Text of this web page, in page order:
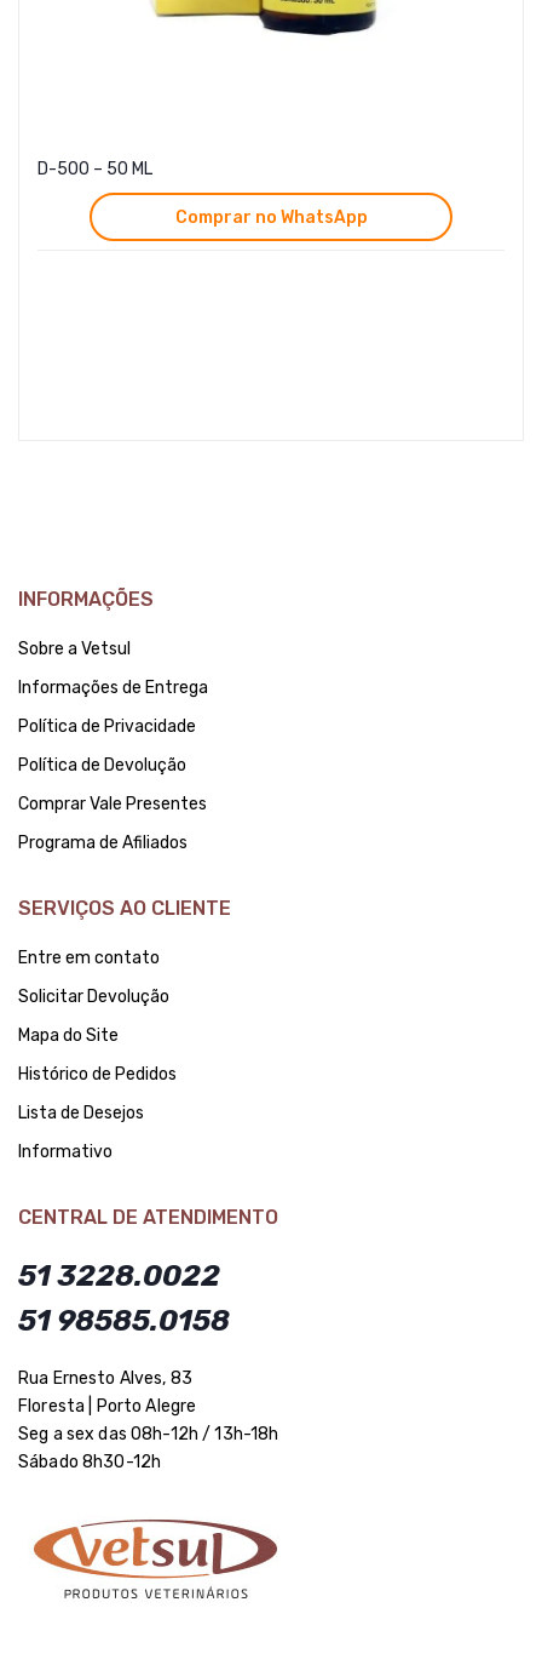
D-500 – 50 ML
Comprar no WhatsApp
INFORMAÇÕES
Sobre a Vetsul
Informações de Entrega
Política de Privacidade
Política de Devolução
Comprar Vale Presentes
Programa de Afiliados
SERVIÇOS AO CLIENTE
Entre em contato
Solicitar Devolução
Mapa do Site
Histórico de Pedidos
Lista de Desejos
Informativo
CENTRAL DE ATENDIMENTO
51 3228.0022
51 98585.0158
Rua Ernesto Alves, 83
Floresta | Porto Alegre
Seg a sex das 08h-12h / 13h-18h
Sábado 8h30-12h